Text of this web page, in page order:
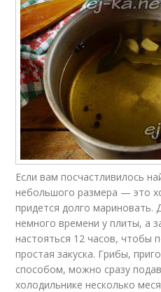
Если вам посчастливилось
небольшого размера — это
придется долго мариновать.
немного времени у плиты, а
настояться 12 часов, чтобы
простая закуска. Грибы,
способом, можно сразу
холодильнике несколько